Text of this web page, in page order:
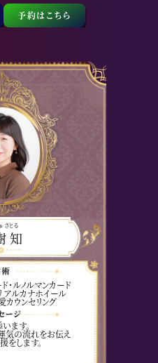
予約はこちら
さとる
知
・ルノルマンカード
アルカナホイール
カウンセリング
ます。
気の流れをお伝え
をします。